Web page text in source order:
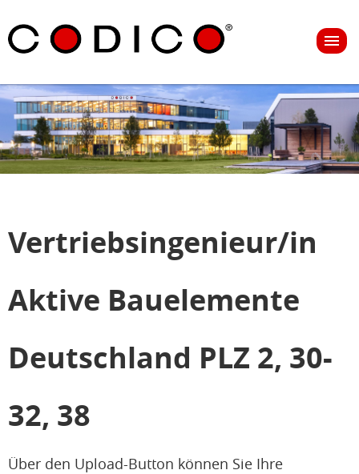
Vertriebsingenieur/in
Aktive Bauelemente
Deutschland PLZ 2, 30-
32, 38
Über den Upload-Button können Sie Ihre